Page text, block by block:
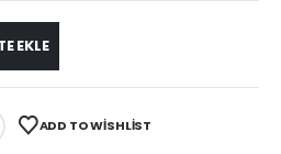
EKLE
ADD TO WISHLIST